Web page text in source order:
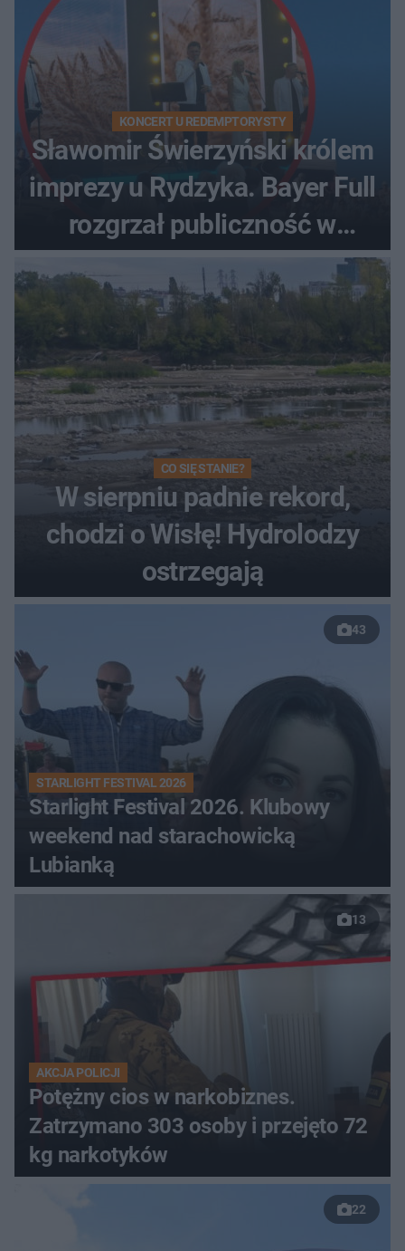
KONCERT U REDEMPTORYSTY
Sławomir Świerzyński królem
imprezy u Rydzyka. Bayer Full
rozgrzał publiczność w
Toruniu
CO SIĘ STANIE?
W sierpniu padnie rekord,
chodzi o Wisłę! Hydrolodzy
ostrzegają
43
STARLIGHT FESTIVAL 2026
Starlight Festival 2026. Klubowy
weekend nad starachowicką
Lubianką
13
AKCJA POLICJI
Potężny cios w narkobiznes.
Zatrzymano 303 osoby i przejęto 72
kg narkotyków
22